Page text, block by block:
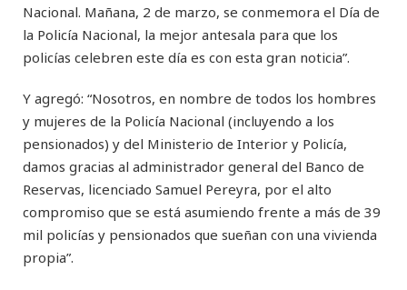
Nacional. Mañana, 2 de marzo, se conmemora el Día de
la Policía Nacional, la mejor antesala para que los
policías celebren este día es con esta gran noticia”.
Y agregó: “Nosotros, en nombre de todos los hombres
y mujeres de la Policía Nacional (incluyendo a los
pensionados) y del Ministerio de Interior y Policía,
damos gracias al administrador general del Banco de
Reservas, licenciado Samuel Pereyra, por el alto
compromiso que se está asumiendo frente a más de 39
mil policías y pensionados que sueñan con una vivienda
propia”.